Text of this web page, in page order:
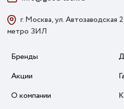
г. Москва, ул. Автозаводская
метро ЗИЛ
Бренды
Акции
О компании